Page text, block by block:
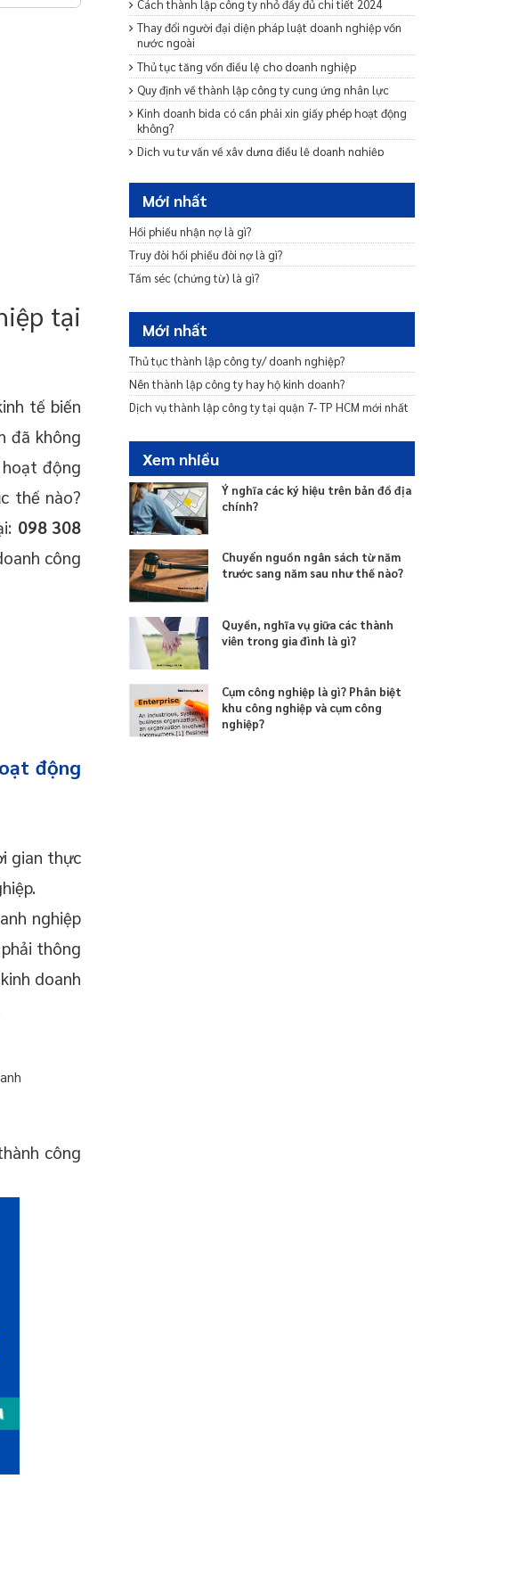
tại
tế biến
đã không
động
thế nào?
098 308
công
động
gian thực
nghiệp
thông
doanh
công
Cách thành lập công ty nhỏ đầy đủ chi tiết 2024
Thay đổi người đại diện pháp luật doanh nghiệp vốn
nước ngoài
Thủ tục tăng vốn điều lệ cho doanh nghiệp
Quy định về thành lập công ty cung ứng nhân lực
Kinh doanh bida có cần phải xin giấy phép hoạt động
không?
Dịch vụ tư vấn về xây dựng điều lệ doanh nghiệp
Mẫu giấy đề nghị dừng thực hiện thủ tục đăng ký
doanh nghiệp
Quy định về giấy phép kinh doanh cà phê mới nhất
2024
Quy định về chuyển đổi loại hình doanh nghiệp mới
Mẫu cam kết bảo lãnh phát hành trái phiếu ra công
chúng
Dịch vụ tư vấn khởi nghiệp – Startup trọn gói uy tín
Tư vấn miễn nhiệm bãi miễn thành viên Ban quản trị
nhà chung cư
Mới nhất
Hối phiếu nhận nợ là gì?
Truy đòi hối phiếu đòi nợ là gì?
Tấm séc (chứng từ) là gì?
Mới nhất
Thủ tục thành lập công ty/ doanh nghiệp?
Nên thành lập công ty hay hộ kinh doanh?
Dịch vụ thành lập công ty tại quận 7- TP HCM mới nhất
Xem nhiều
Ý nghĩa các ký hiệu trên bản đồ địa
chính?
Chuyển nguồn ngân sách từ năm
trước sang năm sau như thế nào?
Quyền, nghĩa vụ giữa các thành
viên trong gia đình là gì?
Cụm công nghiệp là gì? Phân biệt
khu công nghiệp và cụm công
nghiệp?